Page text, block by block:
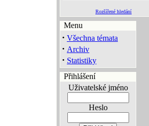
Rozšířené hledání
Menu
· Všechna témata
· Archiv
· Statistiky
Přihlášení
Uživatelské jméno
Heslo